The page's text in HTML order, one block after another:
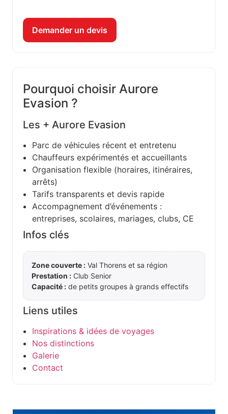
Demander un devis
Pourquoi choisir Aurore
Evasion ?
Les + Aurore Evasion
Parc de véhicules récent et entretenu
Chauffeurs expérimentés et accueillants
Organisation flexible (horaires, itinéraires,
arrêts)
Tarifs transparents et devis rapide
Accompagnement d’événements :
entreprises, scolaires, mariages, clubs, CE
Infos clés
Zone couverte : Val Thorens et sa région
Prestation : Club Senior
Capacité : de petits groupes à grands effectifs
Liens utiles
Inspirations & idées de voyages
Nos distinctions
Galerie
Contact